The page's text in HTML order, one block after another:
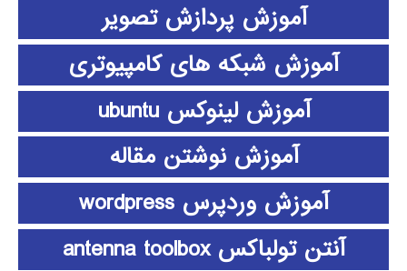
آموزش پردازش تصویر
آموزش شبکه های کامپیوتری
آموزش لینوکس ubuntu
آموزش نوشتن مقاله
آموزش وردپرس wordpress
آنتن تولباکس antenna toolbox